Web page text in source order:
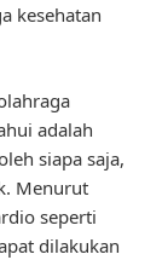
kesehatan
adalah
siapa saja,
Menurut
seperti
dilakukan